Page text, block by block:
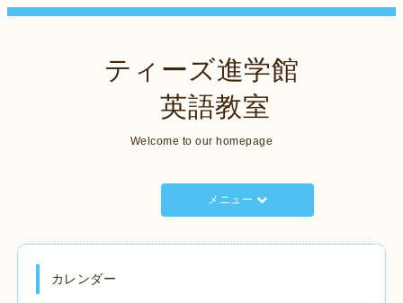
ティーズ進学館
英語教室
Welcome to our homepage
メニュー
カレンダー